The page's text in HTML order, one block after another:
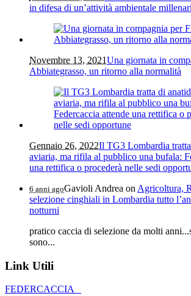
in difesa di un’attività ambientale
Novembre 13, 2021Una giornata in
Abbiategrasso, un ritorno alla normalità
Gennaio 26, 2022Il TG3 Lombardia
aviaria, ma rifila al pubblico una bufala:
una rettifica o procederà nelle sedi
6 anni agoGavioli Andrea on Agricoltura,
selezione cinghiali in Lombardia tutto
notturni
pratico caccia di selezione da molti
sono...
Link Utili
FEDERCACCIA